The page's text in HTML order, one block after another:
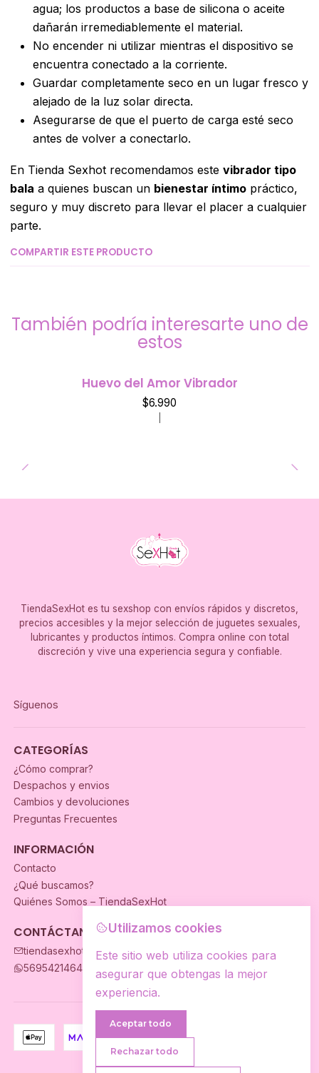
agua; los productos a base de silicona o aceite
dañarán irremediablemente el material.
No encender ni utilizar mientras el dispositivo se
encuentra conectado a la corriente.
Guardar completamente seco en un lugar fresco y
alejado de la luz solar directa.
Asegurarse de que el puerto de carga esté seco
antes de volver a conectarlo.
En Tienda Sexhot recomendamos este vibrador tipo
bala a quienes buscan un bienestar íntimopráctico,
seguro y muy discreto para llevar el placer a cualquier
parte.
COMPARTIR ESTE PRODUCTO
También podría interesarte uno de
estos
Huevo del Amor Vibrador
$6.990
TiendaSexHot es tu sexshop con envíos rápidos y discretos,
precios accesibles y la mejor selección de juguetes sexuales,
lubricantes y productos íntimos. Compra online con total
discreción y vive una experiencia segura y confiable.
Síguenos
CATEGORÍAS
¿Cómo comprar?
Despachos y envios
Cambios y devoluciones
Preguntas Frecuentes
INFORMACIÓN
Contacto
¿Qué buscamos?
Quiénes Somos – TiendaSexHot
CONTÁCTANOS
tiendasexhot@gmail.com
56954214649
Utilizamos cookies
Este sitio web utiliza cookies para
asegurar que obtengas la mejor
experiencia.
Aceptar todo
Rechazar todo